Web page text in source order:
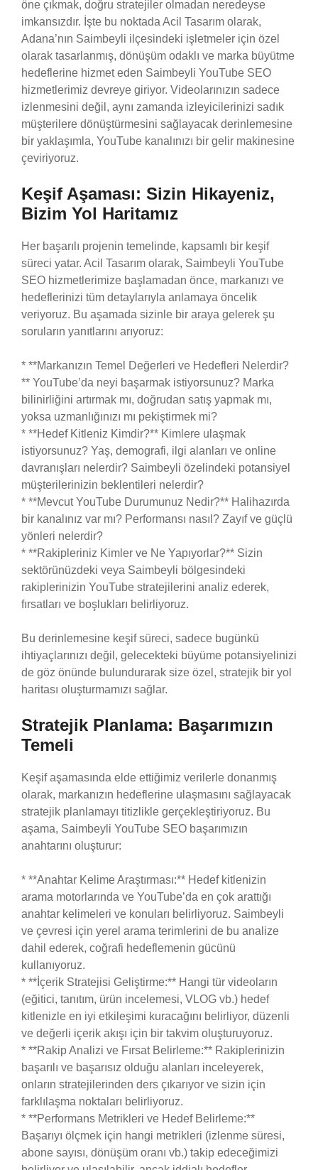
öne çıkmak, doğru stratejiler olmadan neredeyse
imkansızdır. İşte bu noktada Acil Tasarım olarak,
Adana’nın Saimbeyli ilçesindeki işletmeler için özel
olarak tasarlanmış, dönüşüm odaklı ve marka büyütme
hedeflerine hizmet eden Saimbeyli YouTube SEO
hizmetlerimiz devreye giriyor. Videolarınızın sadece
izlenmesini değil, aynı zamanda izleyicilerinizi sadık
müşterilere dönüştürmesini sağlayacak derinlemesine
bir yaklaşımla, YouTube kanalınızı bir gelir makinesine
çeviriyoruz.
Keşif Aşaması: Sizin Hikayeniz,
Bizim Yol Haritamız
Her başarılı projenin temelinde, kapsamlı bir keşif
süreci yatar. Acil Tasarım olarak, Saimbeyli YouTube
SEO hizmetlerimize başlamadan önce, markanızı ve
hedeflerinizi tüm detaylarıyla anlamaya öncelik
veriyoruz. Bu aşamada sizinle bir araya gelerek şu
soruların yanıtlarını arıyoruz:
* **Markanızın Temel Değerleri ve Hedefleri Nelerdir?
** YouTube’da neyi başarmak istiyorsunuz? Marka
bilinirliğini artırmak mı, doğrudan satış yapmak mı,
yoksa uzmanlığınızı mı pekiştirmek mi?
* **Hedef Kitleniz Kimdir?** Kimlere ulaşmak
istiyorsunuz? Yaş, demografi, ilgi alanları ve online
davranışları nelerdir? Saimbeyli özelindeki potansiyel
müşterilerinizin beklentileri nelerdir?
* **Mevcut YouTube Durumunuz Nedir?** Halihazırda
bir kanalınız var mı? Performansı nasıl? Zayıf ve güçlü
yönleri nelerdir?
* **Rakipleriniz Kimler ve Ne Yapıyorlar?** Sizin
sektörünüzdeki veya Saimbeyli bölgesindeki
rakiplerinizin YouTube stratejilerini analiz ederek,
fırsatları ve boşlukları belirliyoruz.
Bu derinlemesine keşif süreci, sadece bugünkü
ihtiyaçlarınızı değil, gelecekteki büyüme potansiyelinizi
de göz önünde bulundurarak size özel, stratejik bir yol
haritası oluşturmamızı sağlar.
Stratejik Planlama: Başarımızın
Temeli
Keşif aşamasında elde ettiğimiz verilerle donanmış
olarak, markanızın hedeflerine ulaşmasını sağlayacak
stratejik planlamayı titizlikle gerçekleştiriyoruz. Bu
aşama, Saimbeyli YouTube SEO başarımızın
anahtarını oluşturur:
* **Anahtar Kelime Araştırması:** Hedef kitlenizin
arama motorlarında ve YouTube’da en çok arattığı
anahtar kelimeleri ve konuları belirliyoruz. Saimbeyli
ve çevresi için yerel arama terimlerini de bu analize
dahil ederek, coğrafi hedeflemenin gücünü
kullanıyoruz.
* **İçerik Stratejisi Geliştirme:** Hangi tür videoların
(eğitici, tanıtım, ürün incelemesi, VLOG vb.) hedef
kitlenizle en iyi etkileşimi kuracağını belirliyor, düzenli
ve değerli içerik akışı için bir takvim oluşturuyoruz.
* **Rakip Analizi ve Fırsat Belirleme:** Rakiplerinizin
başarılı ve başarısız olduğu alanları inceleyerek,
onların stratejilerinden ders çıkarıyor ve sizin için
farklılaşma noktaları belirliyoruz.
* **Performans Metrikleri ve Hedef Belirleme:**
Başarıyı ölçmek için hangi metrikleri (izlenme süresi,
abone sayısı, dönüşüm oranı vb.) takip edeceğimizi